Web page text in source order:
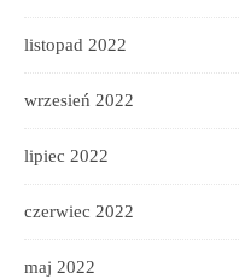
listopad 2022
wrzesień 2022
lipiec 2022
czerwiec 2022
maj 2022